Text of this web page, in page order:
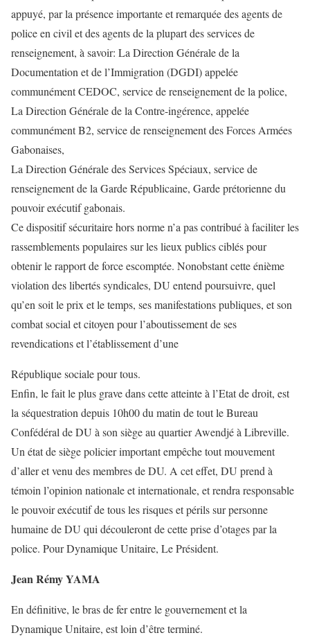
appuyé, par la présence importante et remarquée des agents de
police en civil et des agents de la plupart des services de
renseignement, à savoir: La Direction Générale de la
Documentation et de l’Immigration (DGDI) appelée
communément CEDOC, service de renseignement de la police,
La Direction Générale de la Contre-ingérence, appelée
communément B2, service de renseignement des Forces Armées
Gabonaises,
La Direction Générale des Services Spéciaux, service de
renseignement de la Garde Républicaine, Garde prétorienne du
pouvoir exécutif gabonais.
Ce dispositif sécuritaire hors norme n’a pas contribué à faciliter les
rassemblements populaires sur les lieux publics ciblés pour
obtenir le rapport de force escomptée. Nonobstant cette énième
violation des libertés syndicales, DU entend poursuivre, quel
qu’en soit le prix et le temps, ses manifestations publiques, et son
combat social et citoyen pour l’aboutissement de ses
revendications et l’établissement d’une
République sociale pour tous.
Enfin, le fait le plus grave dans cette atteinte à l’Etat de droit, est
la séquestration depuis 10h00 du matin de tout le Bureau
Confédéral de DU à son siège au quartier Awendjé à Libreville.
Un état de siège policier important empêche tout mouvement
d’aller et venu des membres de DU. A cet effet, DU prend à
témoin l’opinion nationale et internationale, et rendra responsable
le pouvoir exécutif de tous les risques et périls sur personne
humaine de DU qui découleront de cette prise d’otages par la
police. Pour Dynamique Unitaire, Le Président.
Jean Rémy YAMA
En définitive, le bras de fer entre le gouvernement et la
Dynamique Unitaire, est loin d’être terminé.